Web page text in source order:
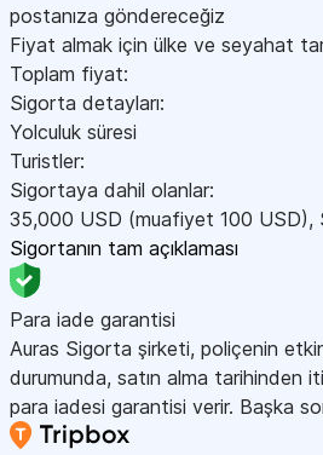
postanıza göndereceğiz
Fiyat almak için ülke ve seyahat
Toplam fiyat:
Sigorta detayları:
Yolculuk süresi
Turistler:
Sigortaya dahil olanlar:
35,000 USD (muafiyet 100 USD),
Sigortanın tam açıklaması
Para iade garantisi
Auras Sigorta şirketi, poliçenin
durumunda, satın alma tarihinden
para iadesi garantisi verir. Başka